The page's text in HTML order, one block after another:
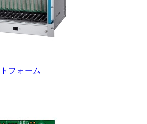
フォーム